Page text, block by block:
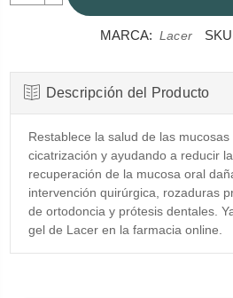
CANTIDAD:
MARCA: Lacer
Descripción del Producto
Restablece la salud de las
cicatrización y ayudando a reducir
recuperación de la mucosa oral
intervención quirúrgica, rozaduras
de ortodoncia y prótesis dentales.
gel de Lacer en la farmacia online.